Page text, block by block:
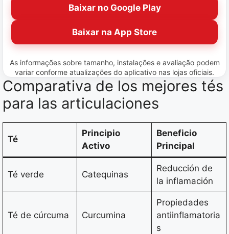
Baixar no Google Play
Baixar na App Store
As informações sobre tamanho, instalações e avaliação podem
variar conforme atualizações do aplicativo nas lojas oficiais.
Comparativa de los mejores tés
para las articulaciones
Té
Principio
Activo
Beneficio
Principal
Té verde Catequinas
Reducción de
la inflamación
Té de cúrcuma Curcumina
Propiedades
antiinflamatoria
s